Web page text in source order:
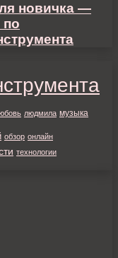
новичка —
по
людмила музыка
обзор онлайн
технологии